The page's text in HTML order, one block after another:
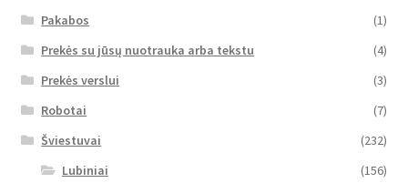
Pakabos
(1)
Prekės su jūsų nuotrauka arba tekstu
(4)
Prekės verslui
(3)
Robotai
(7)
Šviestuvai
(232)
Lubiniai
(156)